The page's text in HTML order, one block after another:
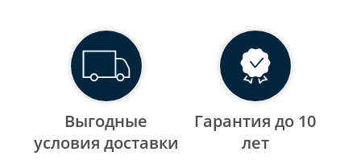
Выгодные
уcловия доставки
Гарантия до 10
лет